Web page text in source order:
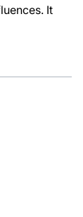
It